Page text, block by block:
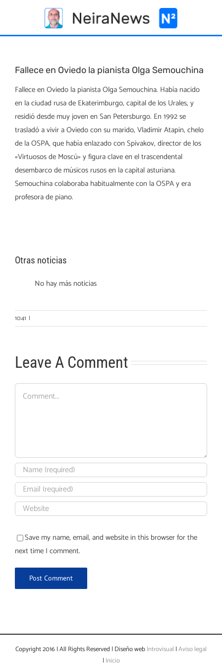
content
Fallece en Oviedo la pianista Olga Semouchina
Fallece en Oviedo la pianista Olga Semouchina. Había nacido
en la ciudad rusa de Ekaterimburgo, capital de los Urales, y
residió desde muy joven en San Petersburgo. En 1992 se
trasladó a vivir a Oviedo con su marido, Vladimir Atapin, chelo
de la OSPA, que había enlazado con Spivakov, director de los
«Virtuosos de Moscú» y figura clave en el trascendental
desembarco de músicos rusos en la capital asturiana.
Semouchina colaboraba habitualmente con la OSPA y era
profesora de piano.
Otras noticias
No hay más noticias
10:41 |
Leave A Comment
Comment
Save my name, email, and website in this browser for the
next time I comment.
Copyright 2016 | All Rights Reserved | Diseño webIntrovisual |Aviso legal
|Inicio